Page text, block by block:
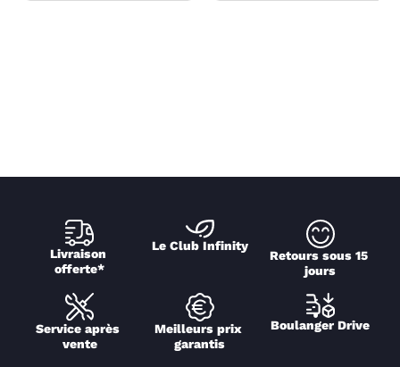
Livraison
offerte*
Le Club Infinity
Retours sous 15
jours
Service après
vente
Meilleurs prix
garantis
Boulanger Drive